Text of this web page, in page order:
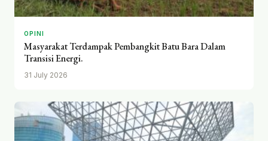
OPINI
Masyarakat Terdampak Pembangkit Batu Bara Dalam
Transisi Energi.
31 July 2026